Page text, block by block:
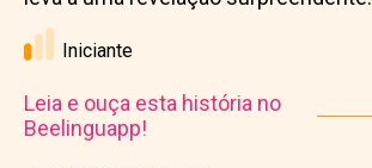
Iniciante
Leia e ouça esta história no
Beelinguapp!